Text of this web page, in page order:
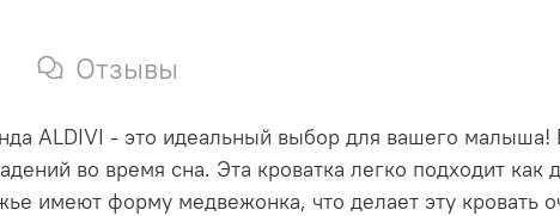
Отзывы
ALDIVI - это идеальный выбор для вашего малыша!
во время сна. Эта кроватка легко подходит
имеют форму медвежонка, что делает эту кровать